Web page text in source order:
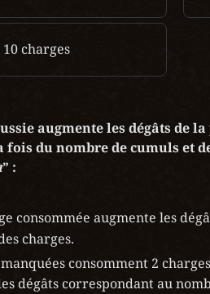
10 charges
augmente les dégâts de
fois du nombre de cumuls et
” :
consommée augmente les
charges.
consomment 2
dégâts correspondant au